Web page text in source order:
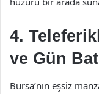
4.
ve Gün
Bursa’nın eşsiz